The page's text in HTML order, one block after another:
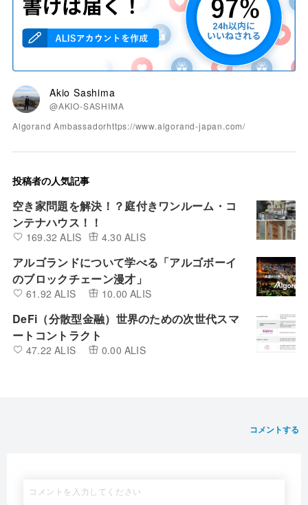
Akio Sashima
@AKIO-SASHIMA
Algorand Ambassadorhttps://www.algorand-japan.com/
投稿者の人気記事
空き家問題を解決！？庭付きワンルーム・コ
ンテナハウス！！
169.32 ALIS 4.30 ALIS
アルゴランドについて学べる「アルゴボーイ
のブロックチェーン漫才」
61.92 ALIS 10.00 ALIS
DeFi（分散型金融）世界のための次世代スマ
ートコントラクト
47.22 ALIS 0.00 ALIS
コメントする